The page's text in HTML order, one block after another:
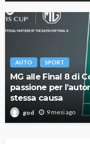
AUTO SPORT
MG alle Final 8 di
passione per
stessa causa
god 9 mesi ago